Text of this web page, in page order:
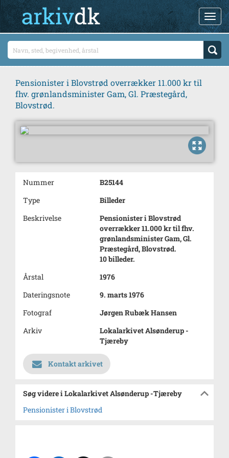
Pensionister i Blovstrød overrækker 11.000 kr til
fhv. grønlandsminister Gam, Gl. Præstegård,
Blovstrød.
Nummer
B25144
Type
Billeder
Beskrivelse
Pensionister i Blovstrød
overrækker 11.000 kr til fhv.
grønlandsminister Gam, Gl.
Præstegård, Blovstrød.
10 billeder.
Årstal
1976
Dateringsnote
9. marts 1976
Fotograf
Jørgen Rubæk Hansen
Arkiv
Lokalarkivet Alsønderup -
Tjæreby
Kontakt arkivet
Søg videre i Lokalarkivet Alsønderup -Tjæreby
Pensionister i Blovstrød